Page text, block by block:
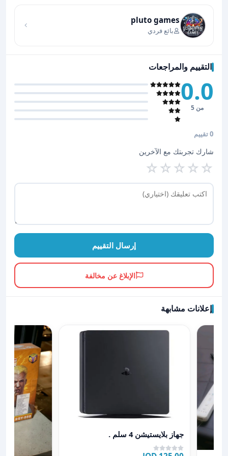
pluto games
بائع فردي
التقييم والمراجعات
0.0
من 5
0 تقييم
شارك تجربتك مع الآخرين
☆
☆
☆
☆
☆
إرسال التقييم
الإبلاغ عن مخالفة
إعلانات مشابهة
عرض تفاصيل جهاز بلايستيشن 4 سلم .
جهاز بلايستيشن 4 سلم .